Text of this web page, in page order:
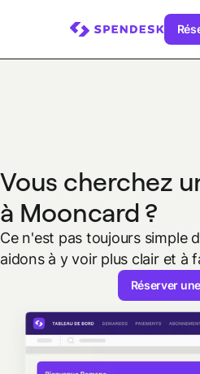
Vous cherchez
à Mooncard ?
Ce n'est pas toujours simple
aidons à y voir plus clair et à
Réserver